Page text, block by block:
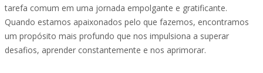
tarefa comum em uma jornada empolgante e gratificante.
Quando estamos apaixonados pelo que fazemos, encontramos
um propósito mais profundo que nos impulsiona a superar
desafios, aprender constantemente e nos aprimorar.